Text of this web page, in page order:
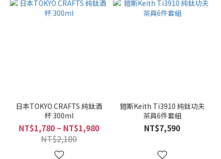
日本TOKYO CRAFTS 純鈦酒
杯 300ml
NT$1,780 ~ NT$1,980
NT$2,180
鎧斯Keith Ti3910 純鈦功夫
茶具6件套組
NT$7,590